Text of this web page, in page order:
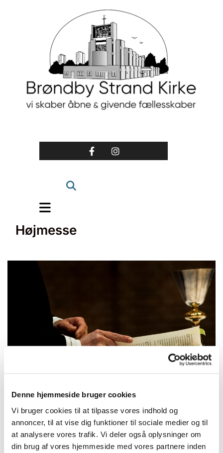
Denne hjemmeside bruger cookies
Vi bruger cookies til at tilpasse vores indhold og
annoncer, til at vise dig funktioner til sociale medier og til
at analysere vores trafik. Vi deler også oplysninger om
din brug af vores hjemmeside med vores partnere inden
Højmesse
© null
Søndag 13. juni 2027, kl. 10:30 -
11:30